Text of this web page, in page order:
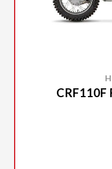
CRF110F